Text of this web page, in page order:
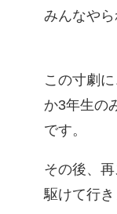
みんなや
この寸劇
か3年生の
です。
その後、
駆けて行き